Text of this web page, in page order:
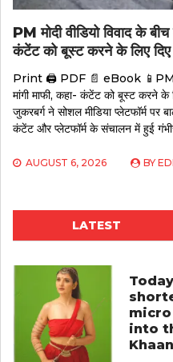
PM मोदी वीडियो विवाद के
कंटेंट को बूस्ट करने के लिए
Print 🖨 PDF 📄 eBook 📱PM
मांगी माफी, कहा- कंटेंट को बूस्ट करने के
जुकरबर्ग ने सोशल मीडिया प्लेटफॉर्म
कंटेंट और प्लेटफॉर्म के संचालन में हुई
AUGUST 6, 2026 BY
LATEST
into